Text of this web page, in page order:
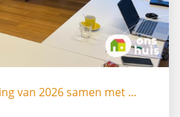
van 2026 samen met ...